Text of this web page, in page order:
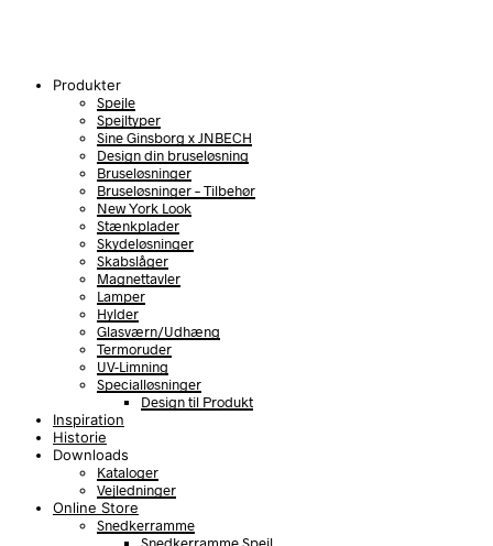
Produkter
Spejle
Spejltyper
Sine Ginsborg x JNBECH
Design din bruseløsning
Bruseløsninger
Bruseløsninger – Tilbehør
New York Look
Stænkplader
Skydeløsninger
Skabslåger
Magnettavler
Lamper
Hylder
Glasværn/Udhæng
Termoruder
UV-Limning
Specialløsninger
Design til Produkt
Inspiration
Historie
Downloads
Kataloger
Vejledninger
Online Store
Snedkerramme